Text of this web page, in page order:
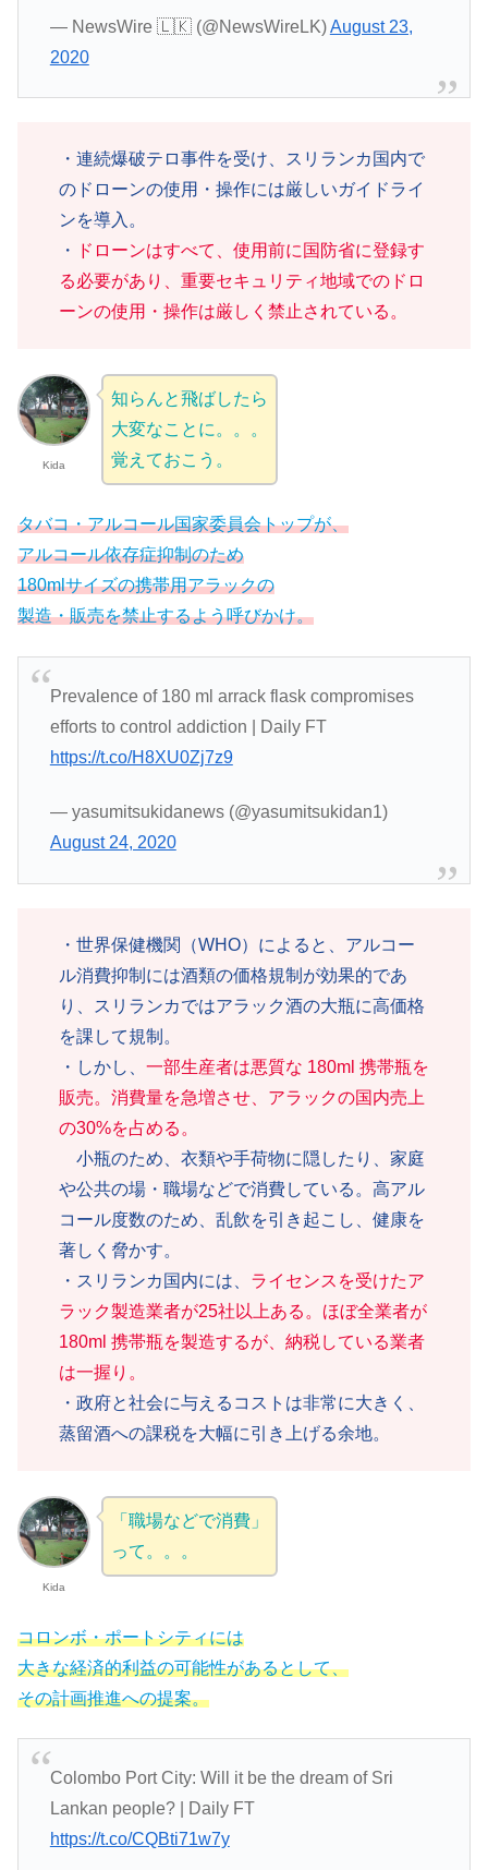
— NewsWire 🇱🇰 (@NewsWireLK)August 23,
2020
・連続爆破テロ事件を受け、スリランカ国内で
のドローンの使用・操作には厳しいガイドライ
ンを導入。
・
ドローンはすべて、使用前に国防省に登録す
る必要があり、重要セキュリティ地域でのドロ
ーンの使用・操作は厳しく禁止されている。
Kida
知らんと飛ばしたら
大変なことに。。。
覚えておこう。
タバコ・アルコール国家委員会トップが、
アルコール依存症抑制のため
180mlサイズの携帯用アラックの
製造・販売を禁止するよう呼びかけ。
Prevalence of 180 ml arrack flask compromises
efforts to control addiction | Daily FT
https://t.co/H8XU0Zj7z9
— yasumitsukidanews (@yasumitsukidan1)
August 24, 2020
・世界保健機関（WHO）によると、アルコー
ル消費抑制には酒類の価格規制が効果的であ
り、スリランカではアラック酒の大瓶に高価格
を課して規制。
・しかし、 一部生産者は悪質な 180ml 携帯瓶を
販売。消費量を急増させ、アラックの国内売上
の30%を占める。
小瓶のため、衣類や手荷物に隠したり、家庭
や公共の場・職場などで消費している。高アル
コール度数のため、乱飲を引き起こし、健康を
著しく脅かす。
・スリランカ国内には、 ライセンスを受けたア
ラック製造業者が25社以上ある。ほぼ全業者が
180ml 携帯瓶を製造するが、納税している業者
は一握り。
・政府と社会に与えるコストは非常に大きく、
蒸留酒への課税を大幅に引き上げる余地。
Kida
「職場などで消費」
って。。。
コロンボ・ポートシティには
大きな経済的利益の可能性があるとして、
その計画推進への提案。
Colombo Port City: Will it be the dream of Sri
Lankan people? | Daily FT
https://t.co/CQBti71w7y